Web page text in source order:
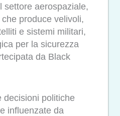
settore aerospaziale,
produce velivoli,
e sistemi militari,
per la sicurezza
da Black
decisioni politiche
influenzate da